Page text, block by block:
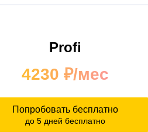
Profi
4230 ₽/мес
Попробовать бесплатно
до 5 дней бесплатно